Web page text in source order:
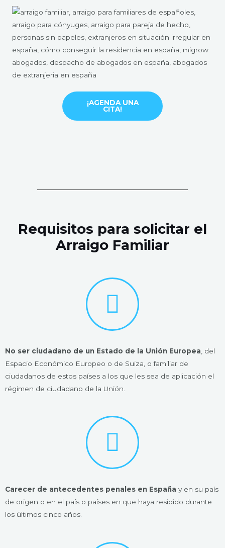
¡AGENDA UNA
CITA!
Requisitos para solicitar el
Arraigo Familiar
No ser ciudadano de un Estado de la Unión Europea , del
Espacio Económico Europeo o de Suiza, o familiar de
ciudadanos de estos países a los que les sea de aplicación el
régimen de ciudadano de la Unión.
Carecer de antecedentes penales en España y en su país
de origen o en el país o países en que haya residido durante
los últimos cinco años.